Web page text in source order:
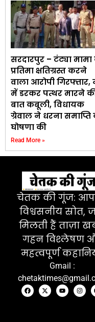
सरदारपुर – टंट्या मामा
प्रतिमा क्षतिग्रस्त करने
वाला आरोपी
में डरकर पत्थर मारने
बात कबूली, विधायक
ग्रेवाल ने धरना समाप्ति
घोषणा की
Read More »
चेतक की गूंज:
विश्वसनीय स्रोत,
मिलती हैं ताज़ा
गहन विश्लेषण
महत्वपूर्ण
Gmail :